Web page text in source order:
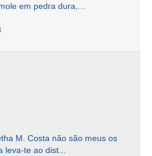
em pedra dura,...
M. Costa não são meus os
te ao dist...